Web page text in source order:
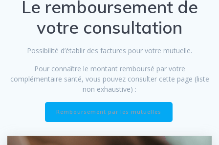
Le remboursement de
votre consultation
Possibilité d’établir des factures pour votre mutuelle.
Pour connaître le montant remboursé par votre
complémentaire santé, vous pouvez consulter cette page (liste
non exhaustive) :
Remboursement par les mutuelles